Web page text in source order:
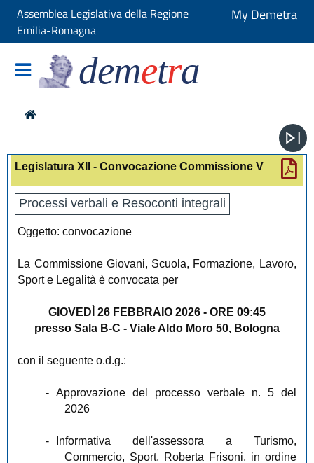
Assemblea Legislativa della Regione
Emilia-Romagna
My Demetra
demetra
Legislatura XII - Convocazione Commissione V
Processi verbali e Resoconti integrali
Oggetto: convocazione
La Commissione Giovani, Scuola, Formazione, Lavoro,
Sport e Legalità è convocata per
GIOVEDÌ 26 FEBBRAIO 2026 - ORE 09:45
presso Sala B-C - Viale Aldo Moro 50, Bologna
con il seguente o.d.g.:
- Approvazione del processo verbale n. 5 del
2026
-
Informativa dell'assessora a Turismo,
Commercio, Sport, Roberta Frisoni, in ordine